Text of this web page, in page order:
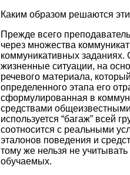
Каким образом решаются
Прежде всего
через множества
коммуникативных заданиях.
жизненные ситуации, на
речевого материала,
определенного этапа его
сформулированная в
средствами
используется “багаж” всей
соотносится с реальными
эталонов поведения и
тому же нельзя не
обучаемых.